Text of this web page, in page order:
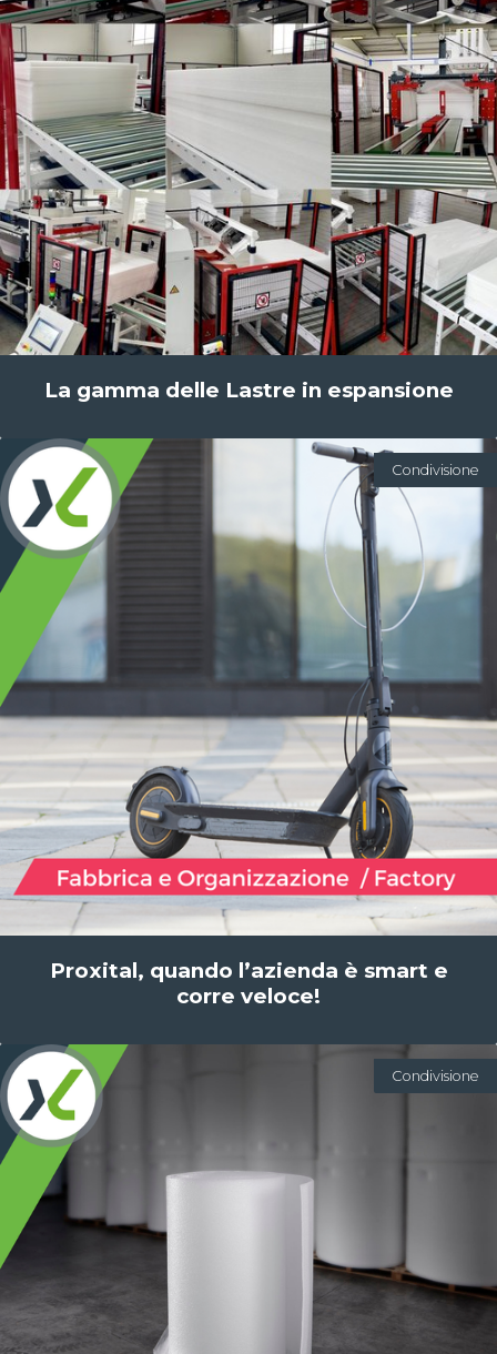
La gamma delle Lastre in espansione
Condivisione
Proxital, quando l’azienda è smart e
corre veloce!
Condivisione